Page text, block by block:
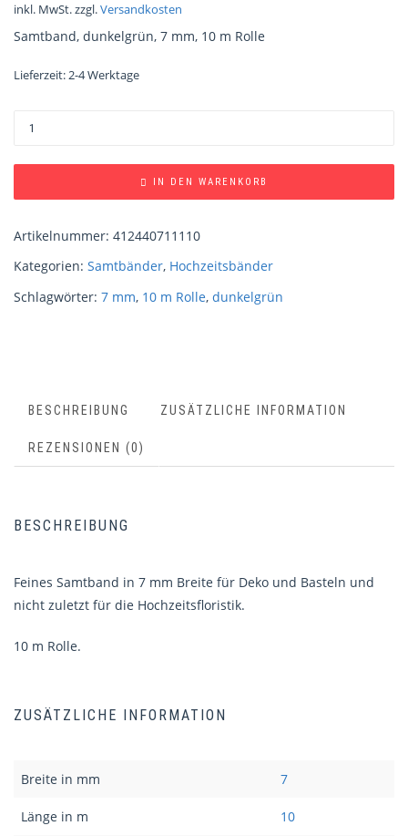
inkl. MwSt.zzgl.Versandkosten
Samtband, dunkelgrün, 7 mm, 10 m Rolle
Lieferzeit:2-4 Werktage
IN DEN WARENKORB
Artikelnummer: 412440711110
Kategorien: Samtbänder, Hochzeitsbänder
Schlagwörter: 7 mm, 10 m Rolle, dunkelgrün
BESCHREIBUNG ZUSÄTZLICHE INFORMATION
REZENSIONEN (0)
BESCHREIBUNG
Feines Samtband in 7 mm Breite für Deko und Basteln und
nicht zuletzt für die Hochzeitsfloristik.
10 m Rolle.
ZUSÄTZLICHE INFORMATION
Breite in mm 7
Länge in m 10